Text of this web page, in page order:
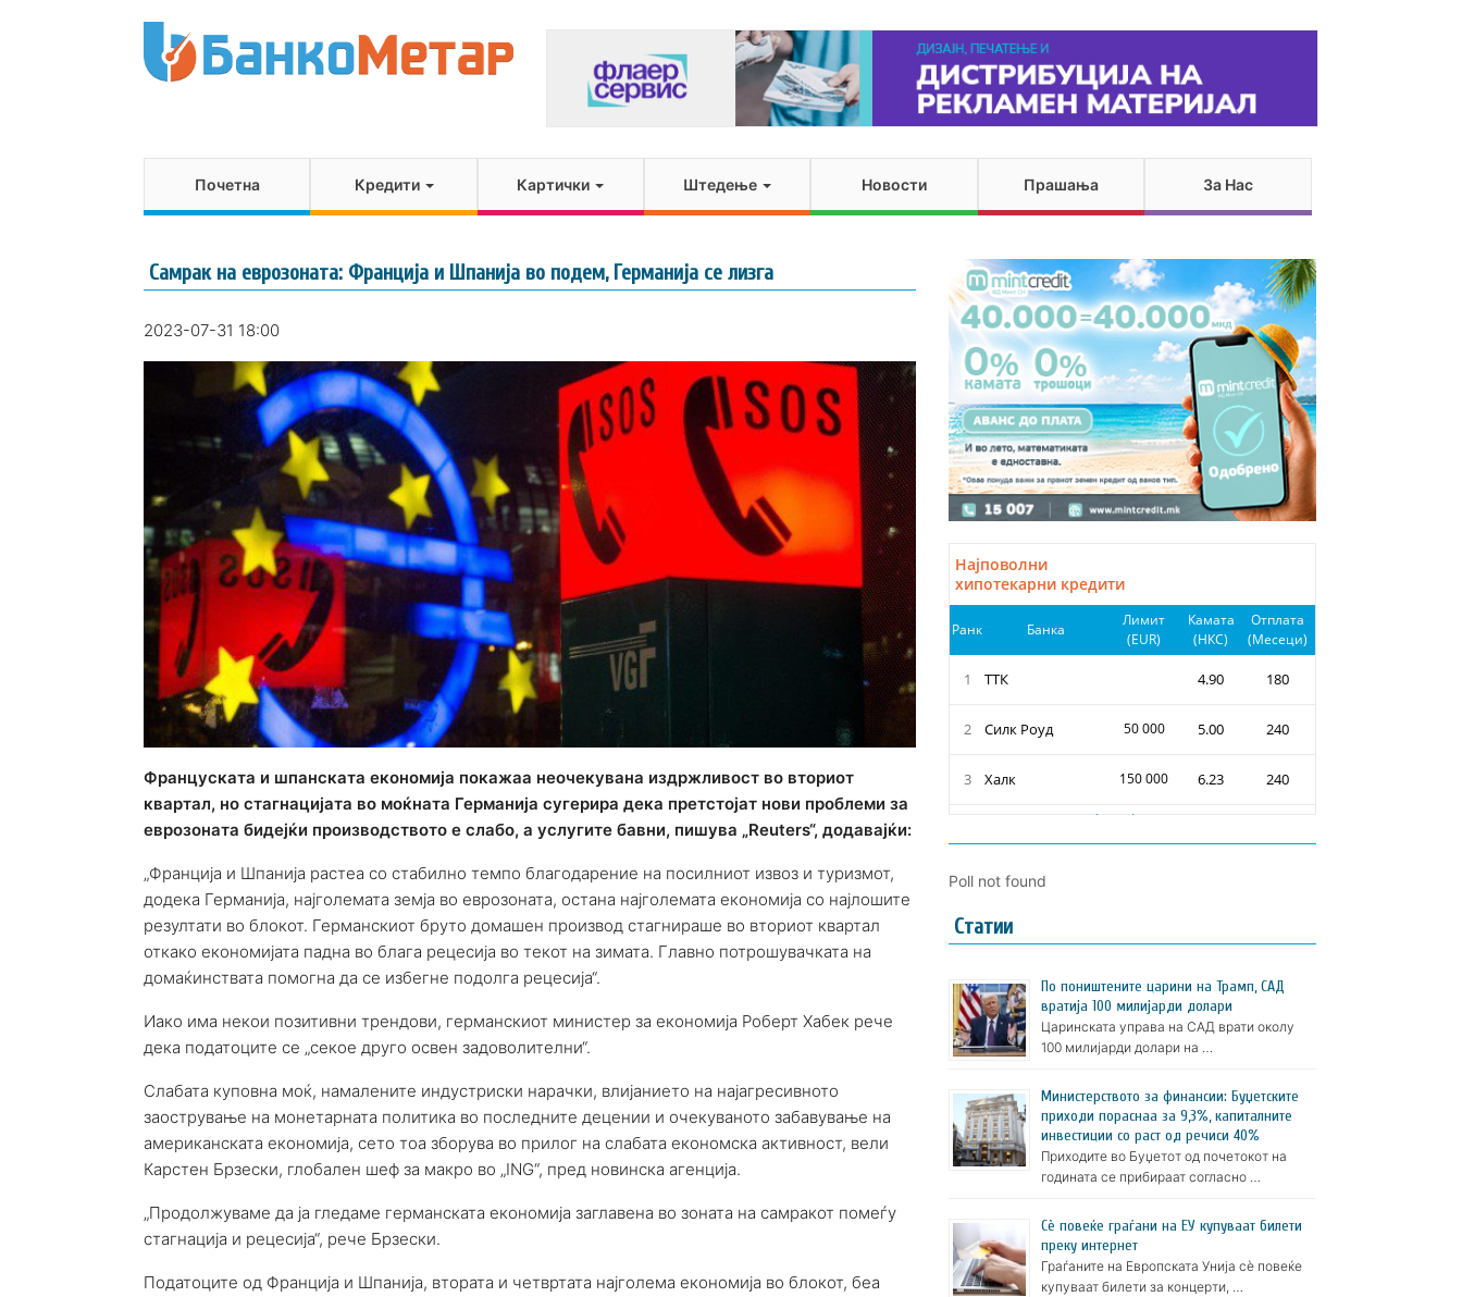
Почетна Кредити Картички Штедење Новости Прашања За Нас
Самрак на еврозоната: Франција и Шпанија во подем, Германија се лизга
2023-07-31 18:00
Француската и шпанската економија покажаа неочекувана издржливост во вториот
квартал, но стагнацијата во моќната Германија сугерира дека претстојат нови проблеми за
еврозоната бидејќи производството е слабо, а услугите бавни, пишува „Reuters“, додавајќи:
„Франција и Шпанија растеа со стабилно темпо благодарение на посилниот извоз и туризмот,
додека Германија, најголемата земја во еврозоната, остана најголемата економија со најлошите
резултати во блокот. Германскиот бруто домашен производ стагнираше во вториот квартал
откако економијата падна во блага рецесија во текот на зимата. Главно потрошувачката на
домаќинствата помогна да се избегне подолга рецесија“.
Иако има некои позитивни трендови, германскиот министер за економија Роберт Хабек рече
дека податоците се „секое друго освен задоволителни“.
Слабата куповна моќ, намалените индустриски нарачки, влијанието на најагресивното
заострување на монетарната политика во последните децении и очекуваното забавување на
американската економија, сето тоа зборува во прилог на слабата економска активност, вели
Карстен Брзески, глобален шеф за макро во „ING“, пред новинска агенција.
„Продолжуваме да ја гледаме германската економија заглавена во зоната на самракот помеѓу
стагнација и рецесија“, рече Брзески.
Податоците од Франција и Шпанија, втората и четвртата најголема економија во блокот, беа
Poll not found
Статии
По поништените царини на Трамп, САД
вратија 100 милијарди долари
Царинската управа на САД врати околу
100 милијарди долари на …
Министерството за финансии: Буџетските
приходи пораснаа за 9,3%, капиталните
инвестиции со раст од речиси 40%
Приходите во Буџетот од почетокот на
годината се прибираат согласно …
Сè повеќе граѓани на ЕУ купуваат билети
преку интернет
Граѓаните на Европската Унија сè повеќе
купуваат билети за концерти, …